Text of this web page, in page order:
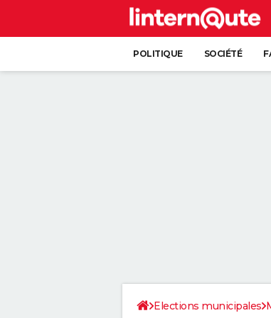
POLITIQUE SOCIÉTÉ
Elections municipales